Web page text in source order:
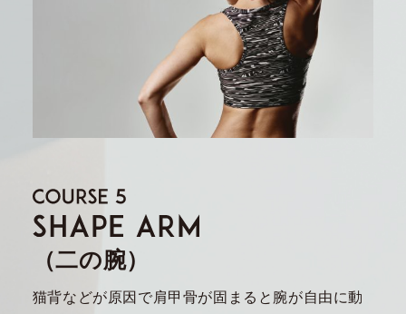
（二の腕）
猫背などが原因で肩甲骨が固まると腕が自由に動